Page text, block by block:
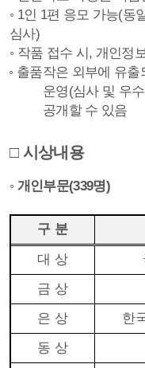
◦ 1인 1편 응모 가능(동
심사)
◦ 작품 접수 시, 개인정
◦ 출품작은 외부에 유출
운영(심사 및 우
공개할 수 있음
□ 시상내용
◦ 개인부문(339명)
구 분
대 상
금 상
은 상
한
동 상